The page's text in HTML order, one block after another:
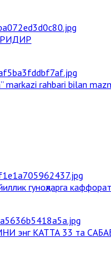
markazi rahbari bilan
гуноҳларга
КАТТА 33 та